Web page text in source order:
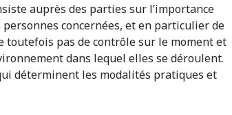
auprès des parties sur l’importance
concernées, et en particulier de
toutefois pas de contrôle sur le moment et
dans lequel elles se déroulent.
déterminent les modalités pratiques et